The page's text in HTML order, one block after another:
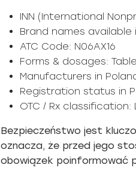
INN (International
Brand names available
ATC Code: N06AX16
Forms & dosages:
Manufacturers in
Registration status in
OTC / Rx
Bezpieczeństwo jest
oznacza, że przed jego
obowiązek poinformować